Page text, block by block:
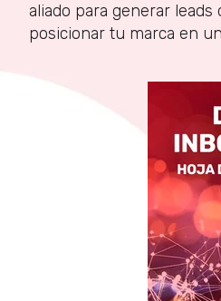
aliado para generar
posicionar tu marca en